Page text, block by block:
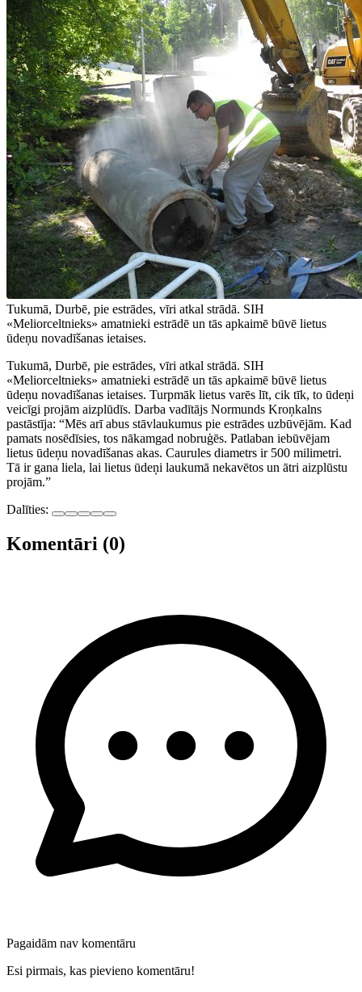
Tukumā, Durbē, pie estrādes, vīri atkal strādā. SIH
«Meliorceltnieks» amatnieki estrādē un tās apkaimē būvē lietus
ūdeņu novadīšanas ietaises.
Tukumā, Durbē, pie estrādes, vīri atkal strādā. SIH
«Meliorceltnieks» amatnieki estrādē un tās apkaimē būvē lietus
ūdeņu novadīšanas ietaises. Turpmāk lietus varēs līt, cik tīk, to ūdeņi
veicīgi projām aizplūdīs. Darba vadītājs Normunds Kroņkalns
pastāstīja: “Mēs arī abus stāvlaukumus pie estrādes uzbūvējām. Kad
pamats nosēdīsies, tos nākamgad nobruģēs. Patlaban iebūvējam
lietus ūdeņu novadīšanas akas. Caurules diametrs ir 500 milimetri.
Tā ir gana liela, lai lietus ūdeņi laukumā nekavētos un ātri aizplūstu
projām.”
Dalīties:
Komentāri (0)
Pagaidām nav komentāru
Esi pirmais, kas pievieno komentāru!